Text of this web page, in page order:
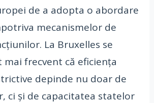
de a adopta o abordare
mecanismelor de
La Bruxelles se
frecvent că eficiența
depinde nu doar de
ci și de capacitatea statelor